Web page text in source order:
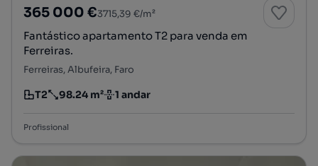
365 000 €3715,39 €/m²
Fantástico apartamento T2 para venda em
Ferreiras.
Ferreiras, Albufeira, Faro
Tipologia
T2
Preço por metro quadrado
98.24 m²
Andar 1 andar
Profissional